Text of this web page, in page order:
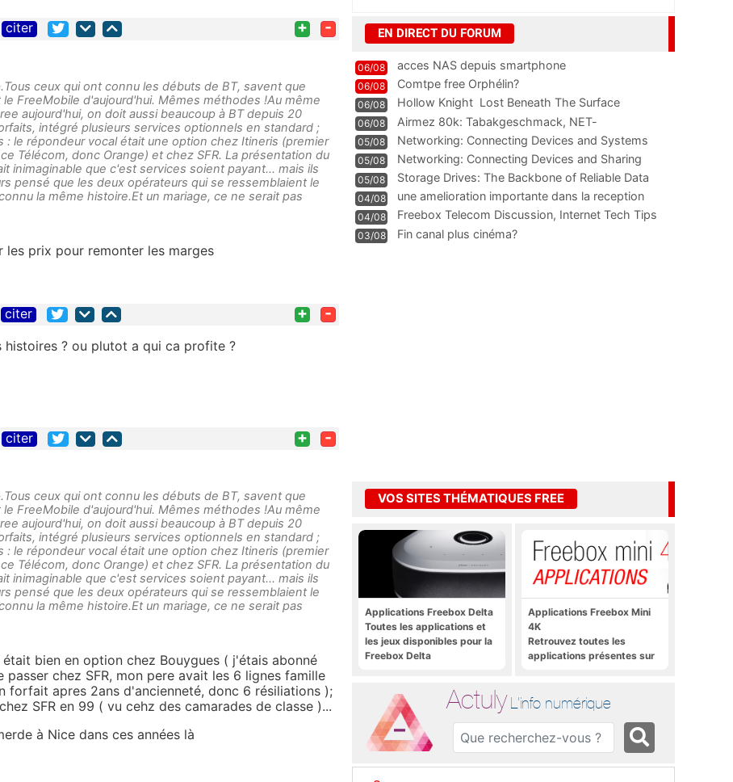
citer + -
ceux qui ont connu les débuts de BT, savent que
FreeMobile d'aujourd'hui. Mêmes méthodes !Au même
aujourd'hui, on doit aussi beaucoup à BT depuis 20
intégré plusieurs services optionnels en standard ;
: le répondeur vocal était une option chez Itineris (premier
Télécom, donc Orange) et chez SFR. La présentation du
inimaginable que c'est services soient payant... mais ils
pensé que les deux opérateurs qui se ressemblaient le
la même histoire.Et un mariage, ce ne serait pas
les prix pour remonter les marges
citer + -
? ou plutot a qui ca profite ?
citer + -
ceux qui ont connu les débuts de BT, savent que
FreeMobile d'aujourd'hui. Mêmes méthodes !Au même
aujourd'hui, on doit aussi beaucoup à BT depuis 20
intégré plusieurs services optionnels en standard ;
: le répondeur vocal était une option chez Itineris (premier
Télécom, donc Orange) et chez SFR. La présentation du
inimaginable que c'est services soient payant... mais ils
pensé que les deux opérateurs qui se ressemblaient le
la même histoire.Et un mariage, ce ne serait pas
bien en option chez Bouygues ( j'étais abonné
chez SFR, mon pere avait les 6 lignes famille
forfait apres 2ans d'ancienneté, donc 6 résiliations );
SFR en 99 ( vu cehz des camarades de classe )...
à Nice dans ces années là
EN DIRECT DU FORUM
06/08 acces NAS depuis smartphone
06/08 Comtpe free Orphélin?
06/08 Hollow Knight  Lost Beneath The Surface
06/08
Airmez 80k: Tabakgeschmack, NET-
Technologie und Leistung im
05/08 Networking: Connecting Devices and Systems
05/08
Networking: Connecting Devices and Sharing
Information
05/08
Storage Drives: The Backbone of Reliable Data
Management
04/08
une amelioration importante dans la reception
WIFI
04/08
Freebox Telecom Discussion, Internet Tech Tips
Communi
03/08 Fin canal plus cinéma?
VOS SITES THÉMATIQUES FREE
Applications Freebox Delta
Toutes les applications et
les jeux disponibles pour la
Freebox Delta
Applications Freebox Mini
4K
Retrouvez toutes les
applications présentes sur
Actuly L'info numérique